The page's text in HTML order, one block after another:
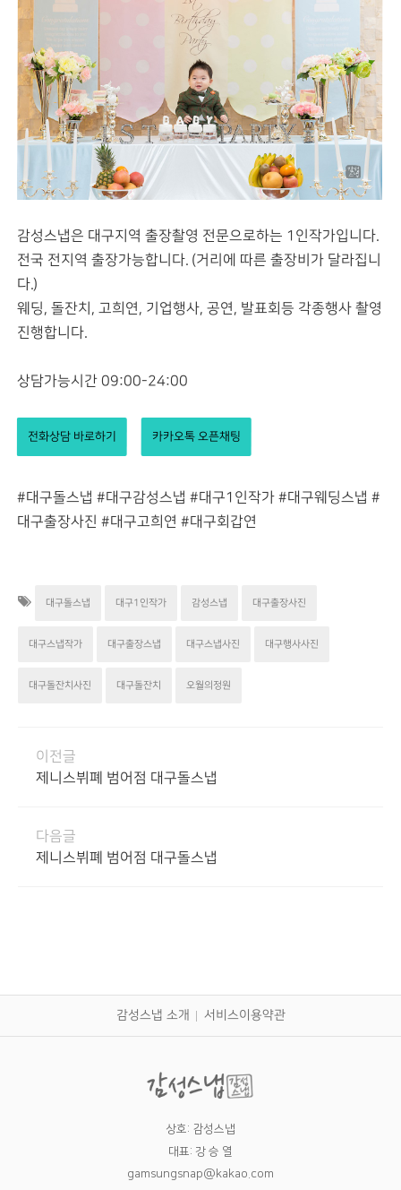
감성스냅은 대구지역 출장촬영 전문으로하는 1인작가입니다.
전국 전지역 출장가능합니다. (거리에 따른 출장비가 달라집니
다.)
웨딩, 돌잔치, 고희연, 기업행사, 공연, 발표회등 각종행사 촬영
진행합니다.
상담가능시간 09:00-24:00
전화상담 바로하기 카카오톡 오픈채팅
#대구돌스냅 #대구감성스냅 #대구1인작가 #대구웨딩스냅 #
대구출장사진 #대구고희연 #대구회갑연
대구돌스냅 대구1인작가 감성스냅 대구출장사진
대구스냅작가 대구출장스냅 대구스냅사진 대구행사사진
대구돌잔치사진 대구돌잔치 오월의정원
이전글
제니스뷔폐 범어점 대구돌스냅
다음글
제니스뷔폐 범어점 대구돌스냅
감성스냅 소개 서비스이용약관
상호: 감성스냅
대표: 강 승 열
gamsungsnap@kakao.com